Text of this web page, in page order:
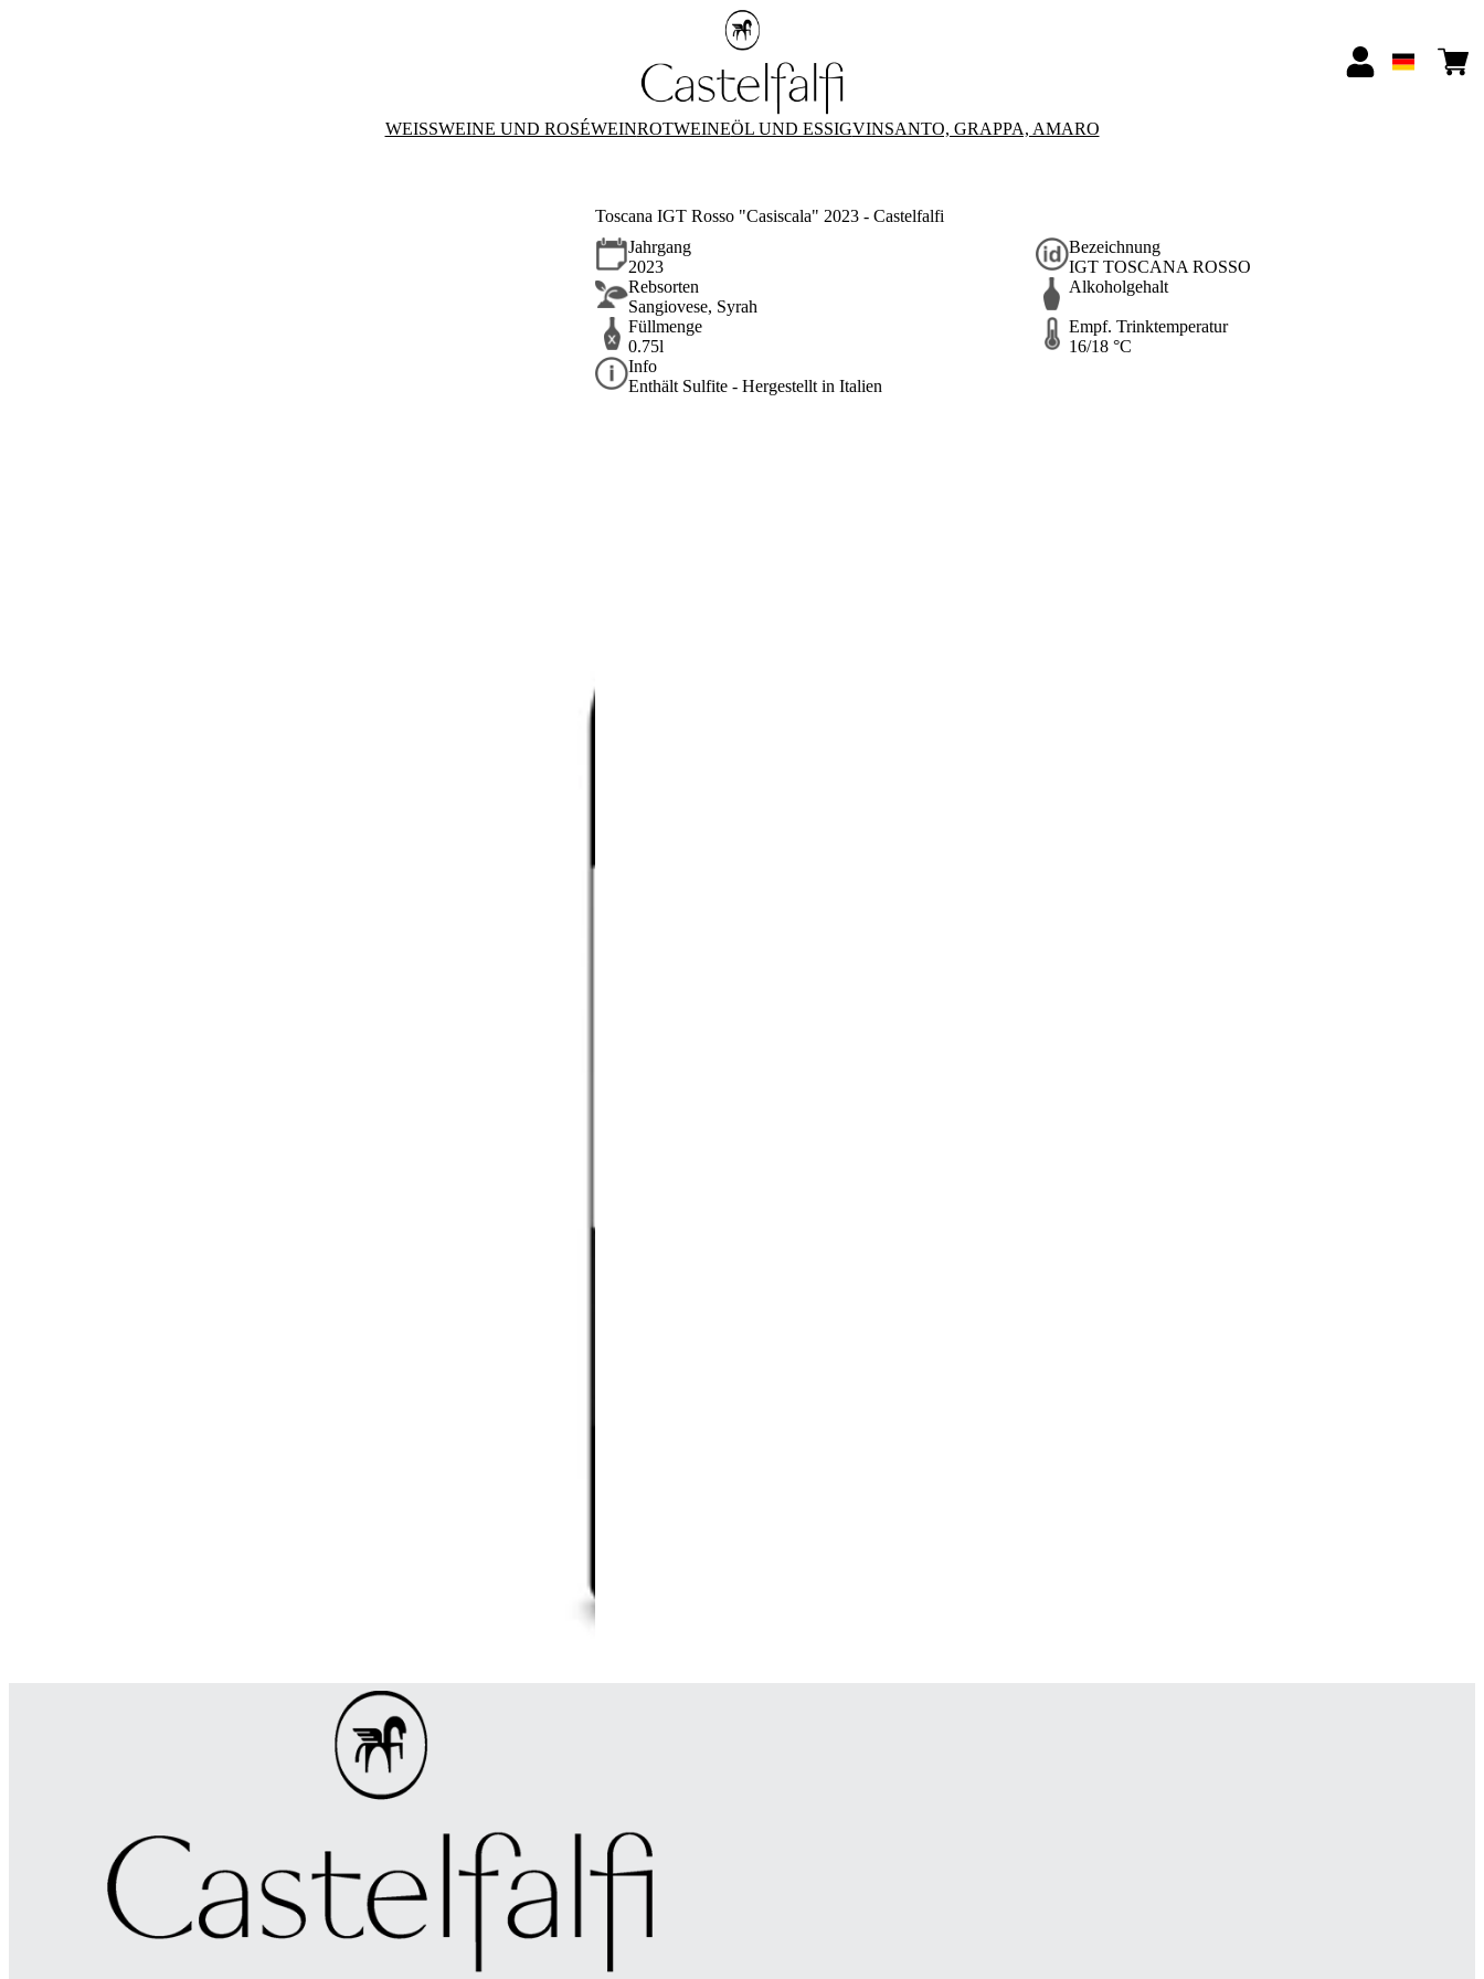
WEISSWEINE UND ROSÉWEINROTWEINEÖL UND ESSIGVINSANTO, GRAPPA, AMARO
Toscana IGT Rosso "Casiscala" 2023 - Castelfalfi
Jahrgang
2023
Bezeichnung
IGT TOSCANA ROSSO
Rebsorten
Sangiovese, Syrah
Alkoholgehalt
Füllmenge
0.75l
Empf. Trinktemperatur
16/18 °C
Info
Enthält Sulfite - Hergestellt in Italien